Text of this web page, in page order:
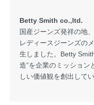
Betty Smith co.,ltd.
国産ジーンズ発祥の地
レディースジーンズの
生しました。Betty
造”を企業のミッション
しい価値観を創出して